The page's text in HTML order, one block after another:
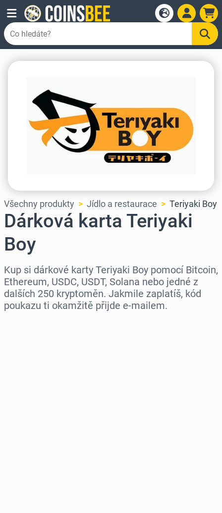
Všechny produkty Jídlo a restaurace Teriyaki Boy
Dárková karta Teriyaki
Boy
Kup si dárkové karty Teriyaki Boy pomocí Bitcoin,
Ethereum, USDC, USDT, Solana nebo jedné z
dalších 250 kryptoměn. Jakmile zaplatíš, kód
poukazu ti okamžitě přijde e-mailem.